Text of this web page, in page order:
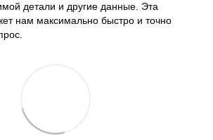
детали и другие данные. Эта
нам максимально быстро и точно